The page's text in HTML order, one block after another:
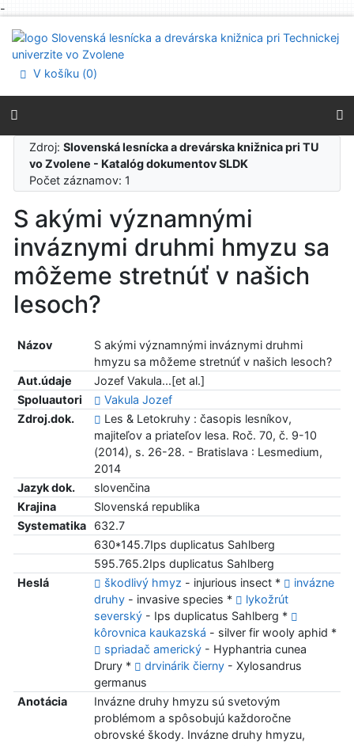
-
Prejsť na menu
Prehlásenie o webovej prístupnosti
V košíku (0)
Zdroj:Slovenská lesnícka a drevárska knižnica pri TU
vo Zvolene - Katalóg dokumentov SLDK
Počet záznamov: 1
S akými významnými
inváznymi druhmi hmyzu sa
môžeme stretnúť v našich
lesoch?
Názov
S akými významnými inváznymi druhmi
hmyzu sa môžeme stretnúť v našich lesoch?
Aut.údaje
Jozef Vakula...[et al.]
Spoluautori
Vakula Jozef
Zdroj.dok.
Les & Letokruhy : časopis lesníkov,
majiteľov a priateľov lesa. Roč. 70, č. 9-10
(2014), s. 26-28. - Bratislava : Lesmedium,
2014
Jazyk dok.
slovenčina
Krajina
Slovenská republika
Systematika
632.7
630*145.7Ips duplicatus Sahlberg
595.765.2Ips duplicatus Sahlberg
Heslá
škodlivý hmyz - injurious insect *
invázne
druhy- invasive species *
lykožrút
severský- Ips duplicatus Sahlberg *
kôrovnica kaukazská - silver fir wooly aphid *
spriadač americký- Hyphantria cunea
Drury *
drvinárik čierny- Xylosandrus
germanus
Anotácia
Invázne druhy hmyzu sú svetovým
problémom a spôsobujú každoročne
obrovské škody. Invázne druhy hmyzu,